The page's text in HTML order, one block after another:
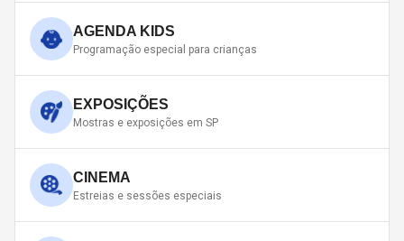
AGENDA KIDS
Programação especial para crianças
EXPOSIÇÕES
Mostras e exposições em SP
CINEMA
Estreias e sessões especiais